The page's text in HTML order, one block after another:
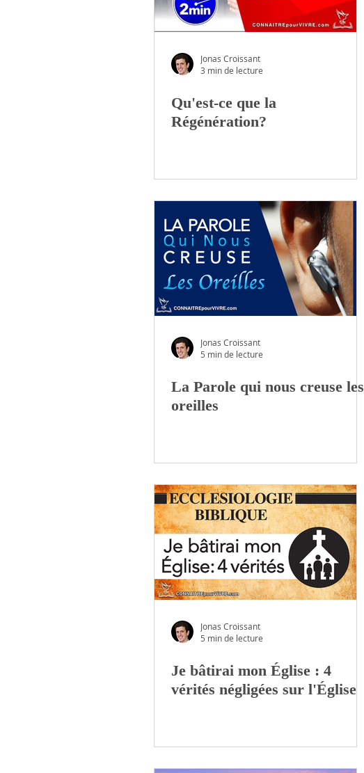
Jonas Croissant
3 min de lecture
Qu'est-ce que la
Régénération?
Jonas Croissant
5 min de lecture
La Parole qui nous creuse les
oreilles
Jonas Croissant
5 min de lecture
Je bâtirai mon Église : 4
vérités négligées sur l'Église